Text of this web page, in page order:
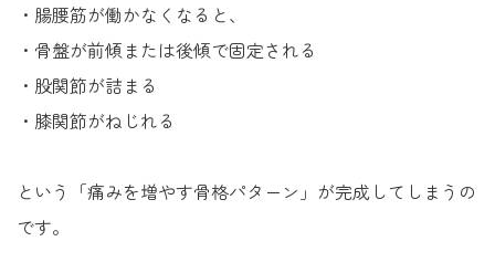
・腸腰筋が働かなくなると、
・骨盤が前傾または後傾で固定される
・股関節が詰まる
・膝関節がねじれる
という「痛みを増やす骨格パターン」が完成してしまうの
です。